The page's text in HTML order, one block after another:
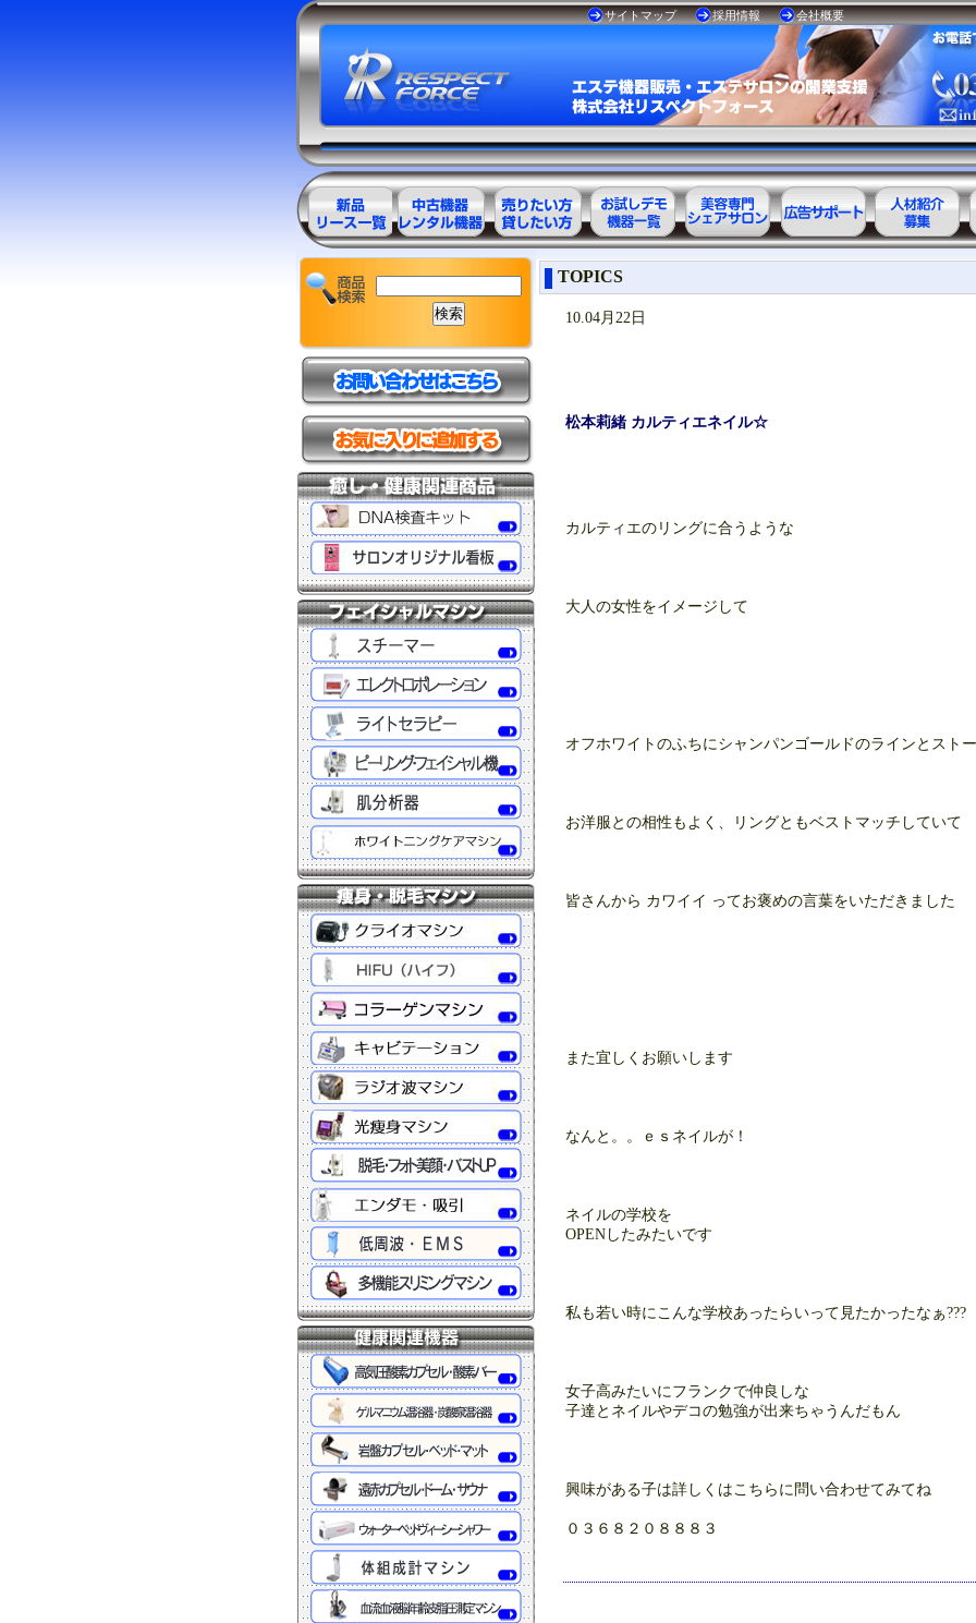
サイトマップ 採用情報 会社概要
エステ美容用
品製品一覧
エステ美容用
品アウトレッ
ト商品一覧
エステ美容用
品レンタル可
能商品一覧
お試しデモ可
能機器一覧
美容専門
美容業界の広 美容業界の人
TOPICS
10.04月22日
松本莉緒 カルティエネイル☆
カルティエのリングに合うような
大人の女性をイメージして
オフホワイトのふちにシャンパンゴールドのラインとスト
お洋服との相性もよく、リングともベストマッチしていて
皆さんから カワイイ ってお褒めの言葉をいただきました
また宜しくお願いします
なんと。。ｅｓネイルが！
ネイルの学校を
OPENしたみたいです
私も若い時にこんな学校あったらいって見たかったなぁ???
女子高みたいにフランクで仲良しな
子達とネイルやデコの勉強が出来ちゃうんだもん
興味がある子は詳しくはこちらに問い合わせてみてね
０３６８２０８８８３